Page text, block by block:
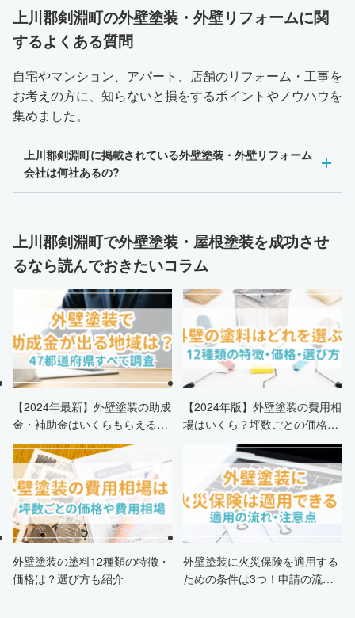
上川郡剣淵町の外壁塗装・外壁リフォームに関
するよくある質問
自宅やマンション、アパート、店舗のリフォーム・工事を
お考えの方に、知らないと損をするポイントやノウハウを
集めました。
上川郡剣淵町に掲載されている外壁塗装・外壁リフォーム
会社は何社あるの?
上川郡剣淵町で外壁塗装・屋根塗装を成功させ
るなら読んでおきたいコラム
【2024年最新】外壁塗装の助成
金・補助金はいくらもらえる？
申請条件・市区町村情報・安く
する方法も紹介！
【2024年版】外壁塗装の費用相
場はいくら？坪数ごとの価格も
外壁塗装の塗料12種類の特徴・
価格は？選び方も紹介
外壁塗装に火災保険を適用する
ための条件は3つ！申請の流